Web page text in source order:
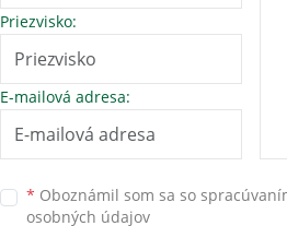
Priezvisko:
E-mailová adresa:
* Oboznámil som sa so
osobných údajov